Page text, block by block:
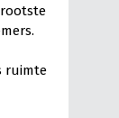
ruimte